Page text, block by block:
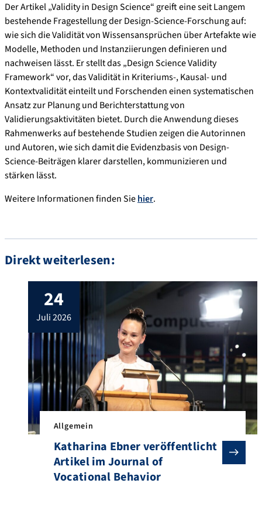
Der Artikel „Validity in Design Science“ greift eine seit Langem
bestehende Fragestellung der Design-Science-Forschung auf:
wie sich die Validität von Wissensansprüchen über Artefakte wie
Modelle, Methoden und Instanziierungen definieren und
nachweisen lässt. Er stellt das „Design Science Validity
Framework“ vor, das Validität in Kriteriums-, Kausal- und
Kontextvalidität einteilt und Forschenden einen systematischen
Ansatz zur Planung und Berichterstattung von
Validierungsaktivitäten bietet. Durch die Anwendung dieses
Rahmenwerks auf bestehende Studien zeigen die Autorinnen
und Autoren, wie sich damit die Evidenzbasis von Design-
Science-Beiträgen klarer darstellen, kommunizieren und
stärken lässt.
Weitere Informationen finden Siehier.
Direkt weiterlesen:
24
juli 2026
Allgemein
Katharina Ebner veröffentlicht
Artikel im Journal of
Vocational Behavior